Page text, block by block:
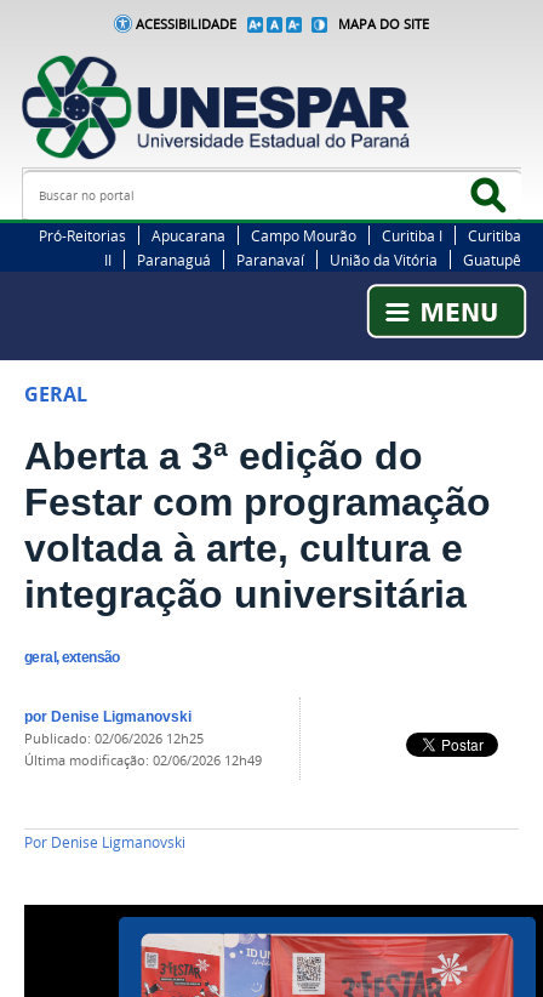
ACESSIBILIDADE MAPA DO SITE
Busca
Pró-Reitorias Apucarana Campo Mourão Curitiba I
Curitiba
II
Paranaguá Paranavaí União da Vitória Guatupê
GERAL
Aberta a 3ª edição do
Festar com programação
voltada à arte, cultura e
integração universitária
geral, extensão
por Denise Ligmanovski
publicado: 02/06/2026 12h25
última modificação: 02/06/2026 12h49
Por Denise Ligmanovski